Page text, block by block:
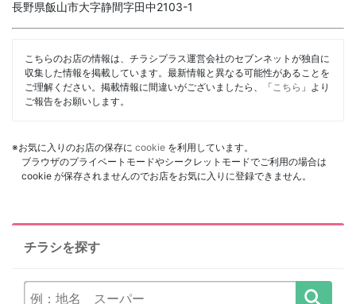
長野県飯山市大字静間字田中2103-1
こちらのお店の情報は、チラシプラス運営会社のセブンネットが独自に
収集した情報を掲載しています。最新情報と異なる可能性があることを
ご理解ください。掲載情報に間違いがございましたら、「 こちら 」より
ご報告をお願いします。
※お気に入りのお店の保存に cookie を利用しています。
ブラウザのプライベートモードやシークレットモードでご利用の場合は
cookie が保存されませんのでお店をお気に入りに登録できません。
チラシを探す